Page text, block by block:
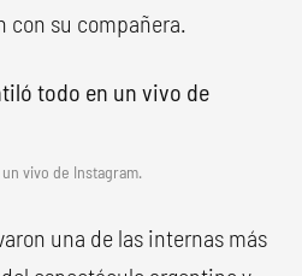
con su compañera.
vivo de Instagram.
una de las internas más